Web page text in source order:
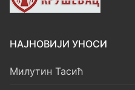
НАЈНОВИЈИ УНОСИ
Милутин Тасић